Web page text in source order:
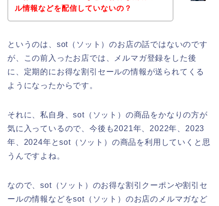
ル情報などを配信していないの？
というのは、sot（ソット）のお店の話ではないのです
が、この前入ったお店では、メルマガ登録をした後
に、定期的にお得な割引セールの情報が送られてくる
ようになったからです。
それに、私自身、sot（ソット）の商品をかなりの方が
気に入っているので、今後も2021年、2022年、2023
年、2024年とsot（ソット）の商品を利用していくと思
うんですよね。
なので、sot（ソット）のお得な割引クーポンや割引セ
ールの情報などをsot（ソット）のお店のメルマガなど